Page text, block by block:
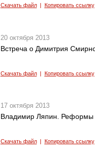
Скачать файл| Копировать ссылку
20 октября 2013
Встреча о Димитрия
Скачать файл| Копировать ссылку
17 октября 2013
Владимир Ляпин. Реформы
Скачать файл| Копировать ссылку